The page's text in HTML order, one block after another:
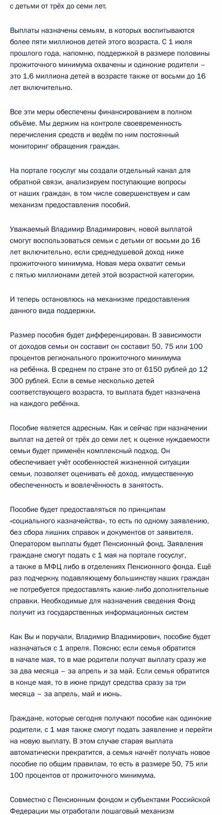
с детьми от трёх до семи лет.
Выплаты назначены семьям, в которых воспитываются
более пяти миллионов детей этого возраста. С 1 июля
прошлого года, напомню, поддержкой в размере половины
прожиточного минимума охвачены и одинокие родители –
это 1,6 миллиона детей в возрасте также от восьми до 16
лет включительно.
Все эти меры обеспечены финансированием в полном
объёме. Мы держим на контроле своевременность
перечисления средств и ведём по ним постоянный
мониторинг обращения граждан.
На портале госуслуг мы создали отдельный канал для
обратной связи, анализируем поступающие вопросы
от наших граждан, в том числе совершенствуем и сам
механизм предоставления пособий.
Уважаемый Владимир Владимирович, новой выплатой
смогут воспользоваться семьи с детьми от восьми до 16
лет включительно, если среднедушевой доход ниже
прожиточного минимума. Новая мера охватит семьи
с пятью миллионами детей этой возрастной категории.
И теперь остановлюсь на механизме предоставления
данного вида поддержки.
Размер пособия будет дифференцирован. В зависимости
от доходов семьи он составит он составит 50, 75 или 100
процентов регионального прожиточного минимума
на ребёнка. В среднем по стране это от 6150 рублей до 12
300 рублей. Если в семье несколько детей
соответствующего возраста, то выплата будет назначена
на каждого ребёнка.
Пособие является адресным. Как и сейчас при назначении
выплат на детей от трёх до семи лет, к оценке нуждаемости
семьи будет применён комплексный подход. Он
обеспечивает учёт особенностей жизненной ситуации
семьи, позволяет оценивать её доход, имущественную
обеспеченность и вовлечённость в занятость.
Пособие будет предоставляться по принципам
«социального казначейства», то есть по одному заявлению,
без сбора лишних справок и документов от заявителя.
Оператором выплаты будет Пенсионный фонд. Заявления
граждане смогут подать с 1 мая на портале госуслуг,
а также в МФЦ либо в отделениях Пенсионного фонда. Ещё
раз подчеркну, подавляющему большинству наших граждан
не потребуется предоставлять какие-либо дополнительные
справки. Необходимые для назначения сведения Фонд
получит из государственных информационных систем
Как Вы и поручали, Владимир Владимирович, пособие будет
назначаться с 1 апреля. Поясню: если семья обратится
в начале мая, то в мае родители получат выплату сразу же
за два месяца – за апрель и за май. Если семья обратится
в конце мая, то в июне придут средства сразу за три
месяца – за апрель, май и июнь.
Граждане, которые сегодня получают пособие как одинокие
родители, с 1 мая также смогут подать заявление и перейти
на новую выплату. В этом случае старая выплата
автоматически прекратится, а семья начнёт получать новое
пособие по общим правилам, то есть в размере 50, 75 или
100 процентов от прожиточного минимума.
Совместно с Пенсионным фондом и субъектами Российской
Федерации мы отработали пошаговый механизм